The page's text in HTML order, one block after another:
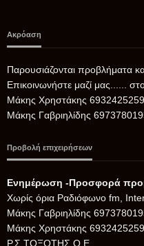
Ακρόαση
Παρουσιάζονται προβλήματα
Επικοινωνήστε μαζί μας......
Μάκης Χρηστάκης 6932425259
Μάκης Γαβριηλίδης
Προβολή επιχειρήσεων
Ενημέρωση -Προσφορά
Xωρίς όρια Ραδιόφωνο fm,
Μάκης Γαβριηλίδης
Μάκης Χρηστάκης 6932425259
Ρ.Σ.ΤΟΞΟΤΗΣ Ο.Ε.